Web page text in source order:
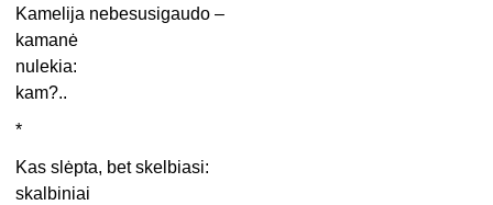
Kamelija nebesusigaudo –
kamanė
nulekia:
kam?..
*
Kas slėpta, bet skelbiasi:
skalbiniai